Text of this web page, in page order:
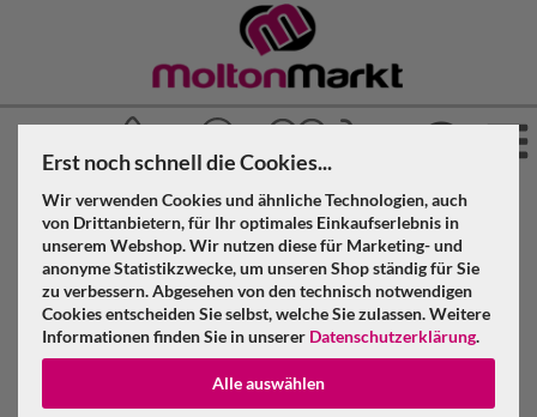
Erst noch schnell die Cookies...
Wir verwenden Cookies und ähnliche Technologien, auch
von Drittanbietern, für Ihr optimales Einkaufserlebnis in
unserem Webshop. Wir nutzen diese für Marketing- und
anonyme Statistikzwecke, um unseren Shop ständig für Sie
zu verbessern. Abgesehen von den technisch notwendigen
Cookies entscheiden Sie selbst, welche Sie zulassen. Weitere
Informationen finden Sie in unserer Datenschutzerklärung.
Alle auswählen
Molton Markt » Molton Zubehör »
Schienensystem Vorhang »
Wentex Eurotrack Eckstück 90 Grad R=1000 mm, schwarz
Wentex Eurotrack Eckstück 90 Grad
R=1000 mm, schwarz